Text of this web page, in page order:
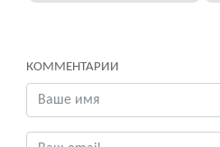
КОММЕНТАРИИ